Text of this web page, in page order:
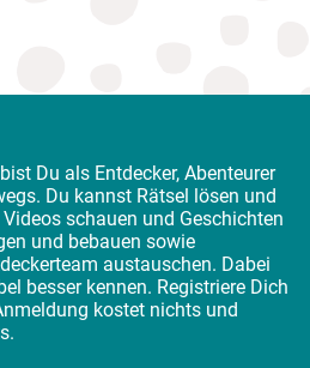
Du als Entdecker, Abenteurer
Du kannst Rätsel lösen und
schauen und Geschichten
und bebauen sowie
austauschen. Dabei
besser kennen. Registriere Dich
kostet nichts und